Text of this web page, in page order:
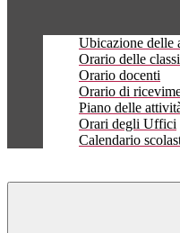
Ubicazione delle
Orario delle classi
Orario docenti
Orario di
Piano delle
Orari degli Uffici
Calendario